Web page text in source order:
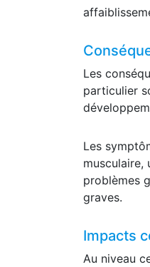
Les
particulier
Les
musculaire,
problèmes
graves.
Impacts
Au niveau